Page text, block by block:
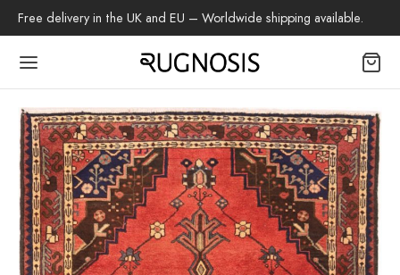
Free delivery in the UK and EU – Worldwide shipping available.
Back